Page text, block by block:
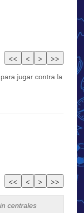
jugar contra la
centrales